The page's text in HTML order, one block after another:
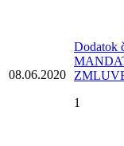
08.06.2020
Dodatok
1